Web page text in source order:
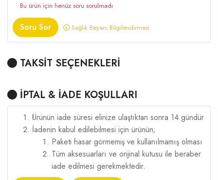
Bu ürün için henüz soru sorulmadı
Soru Sor Sağlık Beyanı Bilgilendirmesi
TAKSİT SEÇENEKLERİ
İPTAL & İADE KOŞULLARI
Ürünün iade süresi elinize ulaştıktan sonra 14 gündür
İadenin kabul edilebilmesi için ürünün;
Paketi hasar görmemiş ve kullanılmamış olması
Tüm aksesuarları ve orijinal kutusu ile beraber
iade edilmesi gerekmektedir.